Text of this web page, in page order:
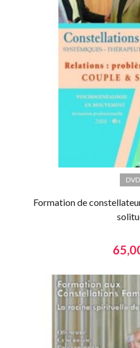
DVD
Formation de